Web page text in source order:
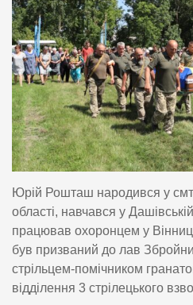
Юрій Рошташ народився у
області, навчався у
працював охоронцем у
був призваний до лав
стрільцем-помічником
відділення 3 стрілецького